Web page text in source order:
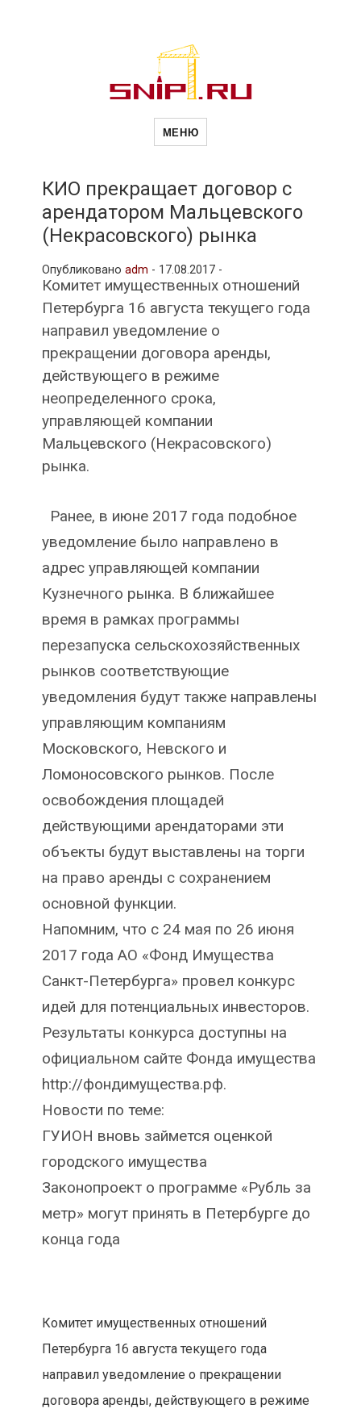
Новости
и
рубрики
МЕНЮ
КИО прекращает договор с
арендатором Мальцевского
(Некрасовского) рынка
Опубликовано adm - 17.08.2017 -
Комитет имущественных отношений
Петербурга 16 августа текущего года
направил уведомление о
прекращении договора аренды,
действующего в режиме
неопределенного срока,
управляющей компании
Мальцевского (Некрасовского)
рынка.
Ранее, в июне 2017 года подобное
уведомление было направлено в
адрес управляющей компании
Кузнечного рынка. В ближайшее
время в рамках программы
перезапуска сельскохозяйственных
рынков соответствующие
уведомления будут также направлены
управляющим компаниям
Московского, Невского и
Ломоносовского рынков. После
освобождения площадей
действующими арендаторами эти
объекты будут выставлены на торги
на право аренды с сохранением
основной функции.
Напомним, что с 24 мая по 26 июня
2017 года АО «Фонд Имущества
Санкт-Петербурга» провел конкурс
идей для потенциальных инвесторов.
Результаты конкурса доступны на
официальном сайте Фонда имущества
http://фондимущества.рф.
Новости по теме:
ГУИОН вновь займется оценкой
городского имущества
Законопроект о программе «Рубль за
метр» могут принять в Петербурге до
конца года
Комитет имущественных отношений
Петербурга 16 августа текущего года
направил уведомление о прекращении
договора аренды, действующего в режиме